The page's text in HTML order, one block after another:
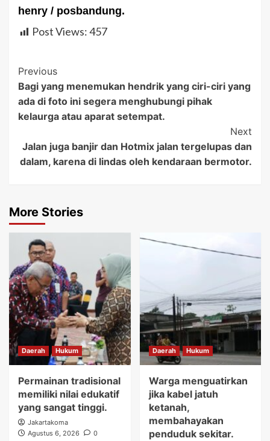
henry / posbandung.
Post Views:457
Post
Navigation
Previous
Bagi yang menemukan hendrik yang ciri-ciri yang
ada di foto ini segera menghubungi pihak
kelaurga atau aparat setempat.
Next
Jalan juga banjir dan Hotmix jalan tergelupas dan
dalam, karena di lindas oleh kendaraan bermotor.
More Stories
Daerah Hukum
Permainan tradisional
memiliki nilai edukatif
yang sangat tinggi.
Jakartakoma
Agustus 6, 2026
0
Daerah Hukum
Warga menguatirkan
jika kabel jatuh
ketanah,
membahayakan
penduduk sekitar.